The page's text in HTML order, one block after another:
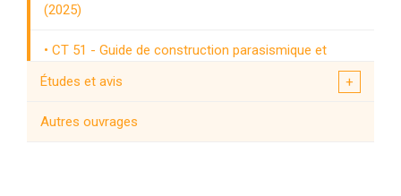
(2025)
CT 51 - Guide de construction parasismique et
paracyclonique de maisons individuelles a structure
Annexes techniques - Mise à jour 2025
Cahiers techniques spéciaux
Études et avis
Autres ouvrages